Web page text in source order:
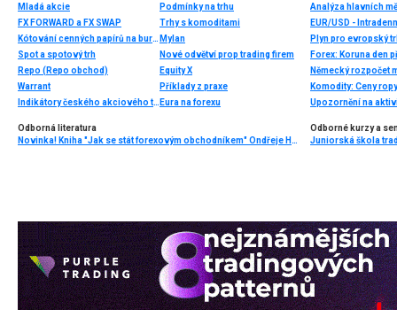
Mladá akcie
FX FORWARD a FX SWAP
Kótování cenných papírů na burze (také určení kurzu)
Spot a spotový trh
Repo (Repo obchod)
Warrant
Indikátory českého akciového trhu
Podmínky na trhu
Trhy s komoditami
Mylan
Nové odvětví prop trading firem
Equity X
Příklady z praxe
Eura na forexu
Analýza hlavních
EUR/USD -
Forex: Koruna den
Německý rozpočet
Komodity: Ceny
Upozornění na
Odborná literatura
Novinka! Kniha "Jak se stát forexovým obchodníkem" Ondřeje Hartmana vychází ve druhém a výrazně rozšířeném vydání!
Odborné kurzy a
Juniorská škola